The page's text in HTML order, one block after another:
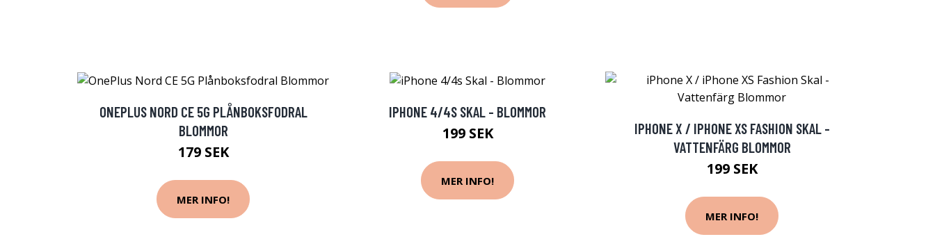
ONEPLUS NORD CE 5G PLÅNBOKSFODRAL
BLOMMOR
179 SEK
MER INFO!
IPHONE 4/4S SKAL - BLOMMOR
199 SEK
MER INFO!
IPHONE X / IPHONE XS FASHION SKAL -
VATTENFÄRG BLOMMOR
199 SEK
MER INFO!